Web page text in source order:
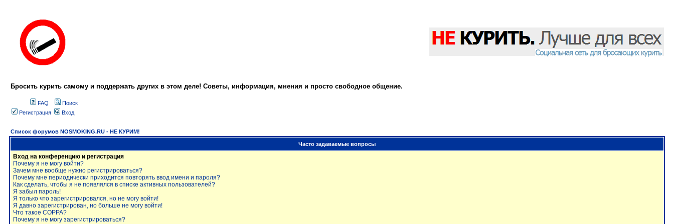
Бросить курить самому и поддержать других в этом деле! Советы, информация, мнения и просто свободное общение.
FAQ
Поиск
Регистрация
Вход
Список форумов NOSMOKING.RU - НЕ КУРИМ!
Часто задаваемые вопросы
Вход на конференцию и регистрация
Почему я не могу войти?
Зачем мне вообще нужно регистрироваться?
Почему мне периодически приходится повторять ввод имени и пароля?
Как сделать, чтобы я не появлялся в списке активных пользователей?
Я забыл пароль!
Я только что зарегистрировался, но не могу войти!
Я давно зарегистрирован, но больше не могу войти!
Что такое COPPA?
Почему я не могу зарегистрироваться?